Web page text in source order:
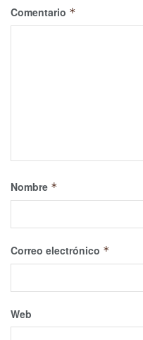
Comentario *
Nombre *
Correo electrónico *
Web